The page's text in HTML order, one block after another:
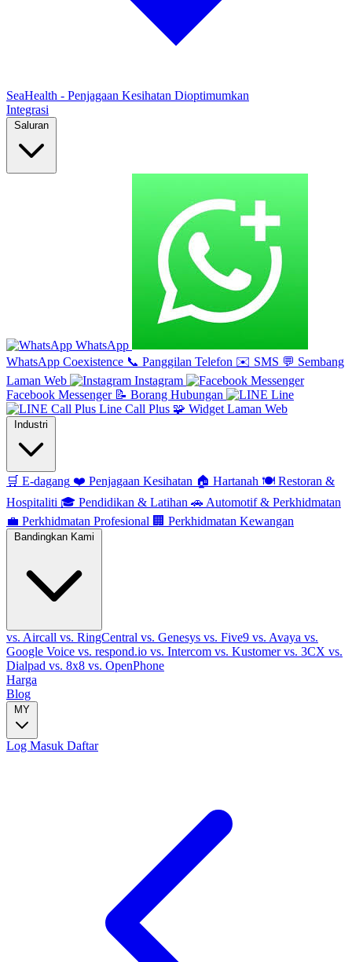
SeaHealth - Penjagaan Kesihatan Dioptimumkan
Integrasi
Saluran
WhatsApp
WhatsApp Coexistence 📞 Panggilan Telefon ✉️ SMS 💬 Sembang
Laman Web
Instagram
Facebook Messenger 📝 Borang Hubungan
Line
Line Call Plus 🧩 Widget Laman Web
Industri
🛒 E-dagang ❤️ Penjagaan Kesihatan 🏠 Hartanah 🍽️ Restoran &
Hospitaliti 🎓 Pendidikan & Latihan 🚗 Automotif & Perkhidmatan
💼 Perkhidmatan Profesional 🏢 Perkhidmatan Kewangan
Bandingkan Kami
vs. Aircall vs. RingCentral vs. Genesys vs. Five9 vs. Avaya vs.
Google Voice vs. respond.io vs. Intercom vs. Kustomervs. 3CX vs.
Dialpad vs. 8x8 vs. OpenPhone
Harga
Blog
MY
Log Masuk Daftar